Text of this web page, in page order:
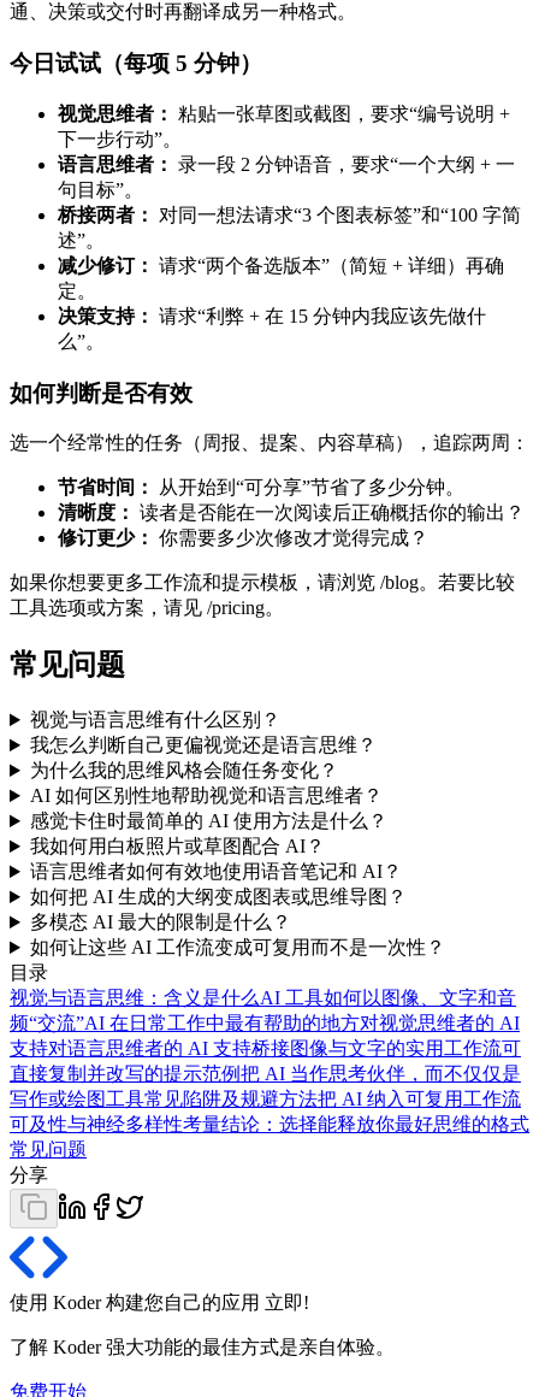
通、决策或交付时再翻译成另一种格式。
今日试试（每项 5 分钟）
视觉思维者： 粘贴一张草图或截图，要求“编号说明 +
下一步行动”。
语言思维者： 录一段 2 分钟语音，要求“一个大纲 + 一
句目标”。
桥接两者：
对同一想法请求“3 个图表标签”和“100 字简
述”。
减少修订： 请求“两个备选版本”（简短 + 详细）再确
定。
决策支持： 请求“利弊 + 在 15 分钟内我应该先做什
么”。
如何判断是否有效
选一个经常性的任务（周报、提案、内容草稿），追踪两周：
节省时间：
从开始到“可分享”节省了多少分钟。
清晰度： 读者是否能在一次阅读后正确概括你的输出？
修订更少： 你需要多少次修改才觉得完成？
如果你想要更多工作流和提示模板，请浏览 /blog。若要比较
工具选项或方案，请见 /pricing。
常见问题
视觉与语言思维有什么区别？
我怎么判断自己更偏视觉还是语言思维？
为什么我的思维风格会随任务变化？
AI 如何区别性地帮助视觉和语言思维者？
感觉卡住时最简单的 AI 使用方法是什么？
我如何用白板照片或草图配合 AI？
语言思维者如何有效地使用语音笔记和 AI？
如何把 AI 生成的大纲变成图表或思维导图？
多模态 AI 最大的限制是什么？
如何让这些 AI 工作流变成可复用而不是一次性？
目录
视觉与语言思维：含义是什么AI 工具如何以图像、文字和音
频“交流”AI 在日常工作中最有帮助的地方对视觉思维者的 AI
支持对语言思维者的 AI 支持桥接图像与文字的实用工作流可
直接复制并改写的提示范例把 AI 当作思考伙伴，而不仅仅是
写作或绘图工具常见陷阱及规避方法把 AI 纳入可复用工作流
可及性与神经多样性考量结论：选择能释放你最好思维的格式
常见问题
分享
使用 Koder 构建您自己的应用 立即!
了解 Koder 强大功能的最佳方式是亲自体验。
免费开始